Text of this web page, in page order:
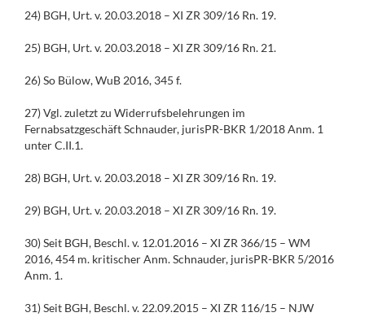
24) BGH, Urt. v. 20.03.2018 – XI ZR 309/16 Rn. 19.
25) BGH, Urt. v. 20.03.2018 – XI ZR 309/16 Rn. 21.
26) So Bülow, WuB 2016, 345 f.
27) Vgl. zuletzt zu Widerrufsbelehrungen im
Fernabsatzgeschäft Schnauder, jurisPR-BKR 1/2018 Anm. 1
unter C.II.1.
28) BGH, Urt. v. 20.03.2018 – XI ZR 309/16 Rn. 19.
29) BGH, Urt. v. 20.03.2018 – XI ZR 309/16 Rn. 19.
30) Seit BGH, Beschl. v. 12.01.2016 – XI ZR 366/15 – WM
2016, 454 m. kritischer Anm. Schnauder, jurisPR-BKR 5/2016
Anm. 1.
31) Seit BGH, Beschl. v. 22.09.2015 – XI ZR 116/15 – NJW